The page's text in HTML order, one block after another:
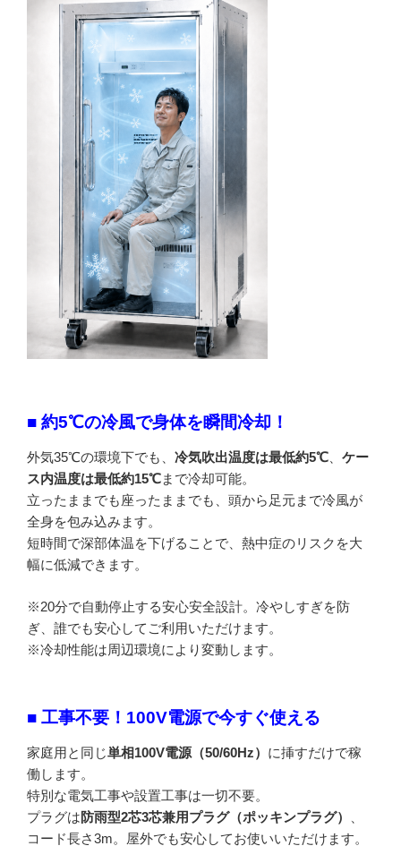
■ 約5℃の冷風で身体を瞬間冷却！
外気35℃の環境下でも、 冷気吹出温度は最低約5℃
ケー
ス内温度は最低約15℃まで冷却可能。
立ったままでも座ったままでも、頭から足元まで冷風が
全身を包み込みます。
短時間で深部体温を下げることで、熱中症のリスクを大
幅に低減できます。
※20分で自動停止する安心安全設計。冷やしすぎを防
ぎ、誰でも安心してご利用いただけます。
※冷却性能は周辺環境により変動します。
■ 工事不要！100V電源で今すぐ使える
家庭用と同じ単相100V電源（50/60Hz） に挿すだけで稼
働します。
特別な電気工事や設置工事は一切不要。
プラグは防雨型2芯3芯兼用プラグ（ポッキンプラグ）
、
コード長さ3m。屋外でも安心してお使いいただけます。